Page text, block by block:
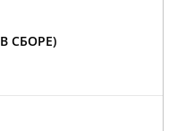
СБОРЕ)